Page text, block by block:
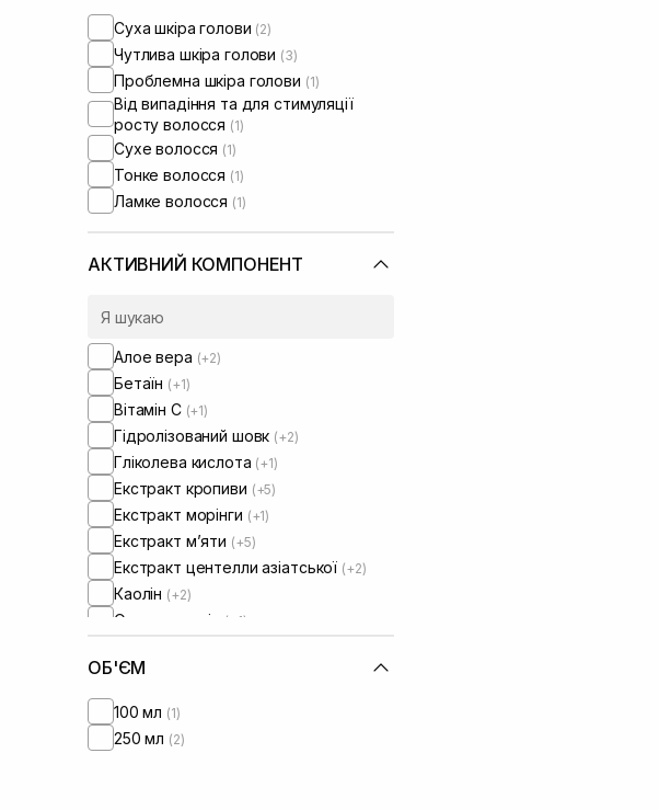
Суха шкіра голови (2)
Чутлива шкіра голови (3)
Проблемна шкіра голови (1)
Від випадіння та для стимуляції
росту волосся (1)
Сухе волосся (1)
Тонке волосся (1)
Ламке волосся (1)
АКТИВНИЙ КОМПОНЕНТ
Алое вера (+2)
Бетаїн (+1)
Вітамін C (+1)
Гідролізований шовк (+2)
Гліколева кислота (+1)
Екстракт кропиви (+5)
Екстракт морінги (+1)
Екстракт м’яти (+5)
Екстракт центелли азіатської (+2)
Каолін (+2)
Оливкова олія (+1)
Пантенол
Протеїни пшениці
Сік кокосу
ОБ'ЄМ
100 мл (1)
250 мл (2)